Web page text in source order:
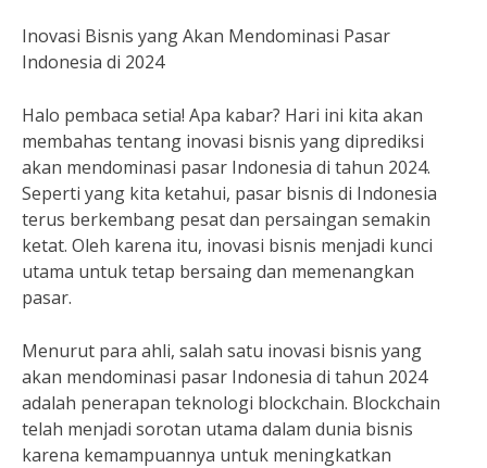
Inovasi Bisnis yang Akan Mendominasi Pasar
Indonesia di 2024
Halo pembaca setia! Apa kabar? Hari ini kita akan
membahas tentang inovasi bisnis yang diprediksi
akan mendominasi pasar Indonesia di tahun 2024.
Seperti yang kita ketahui, pasar bisnis di Indonesia
terus berkembang pesat dan persaingan semakin
ketat. Oleh karena itu, inovasi bisnis menjadi kunci
utama untuk tetap bersaing dan memenangkan
pasar.
Menurut para ahli, salah satu inovasi bisnis yang
akan mendominasi pasar Indonesia di tahun 2024
adalah penerapan teknologi blockchain. Blockchain
telah menjadi sorotan utama dalam dunia bisnis
karena kemampuannya untuk meningkatkan